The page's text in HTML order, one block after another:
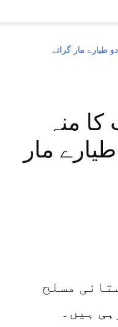
طیارے مار گرائے
منہ
مار
مسلح
ہیں۔